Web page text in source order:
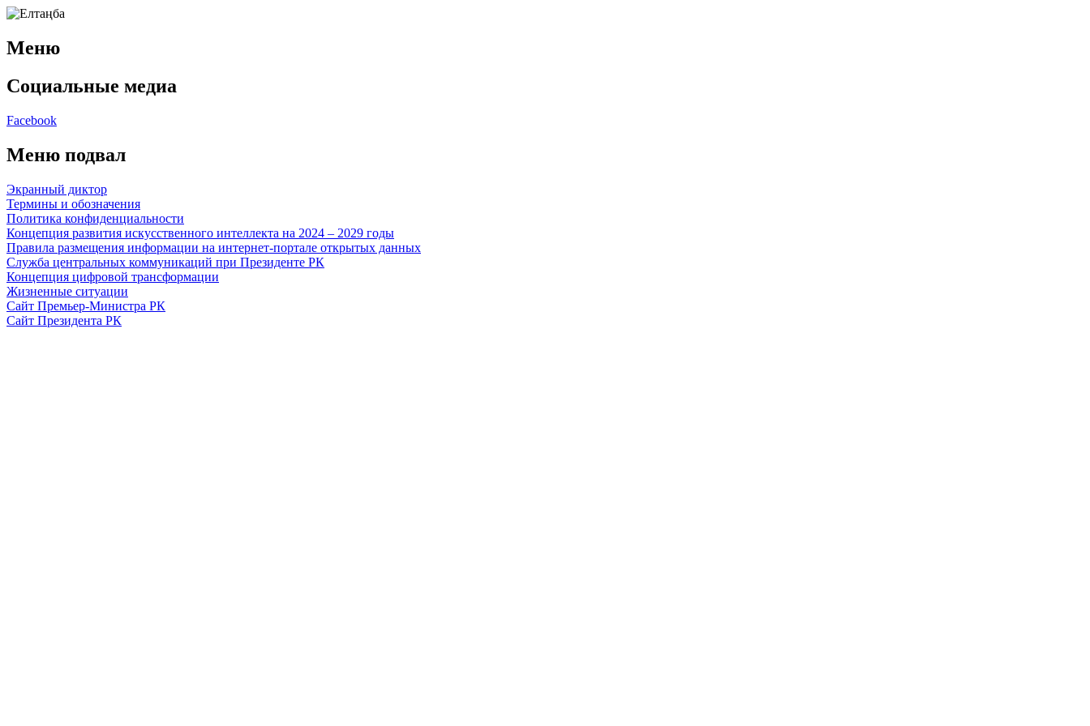
Меню
Социальные медиа
Facebook
Меню подвал
Экранный диктор
Термины и обозначения
Политика конфиденциальности
Концепция развития искусственного интеллекта на 2024 – 2029 годы
Правила размещения информации на интернет-портале открытых данных
Служба центральных коммуникаций при Президенте РК
Концепция цифровой трансформации
Жизненные ситуации
Сайт Премьер-Министра РК
Сайт Президента РК